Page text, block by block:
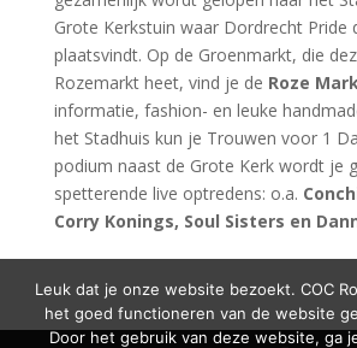
Grote Kerkstuin waar Dordrecht Pride
plaatsvindt. Op de Groenmarkt, die
Rozemarkt heet, vind je de Roze
informatie, fashion- en leuke
het Stadhuis kun je Trouwen voor 1
podium naast de Grote Kerk wordt je
spetterende live optredens: o.a.
Corry Konings, Soul Sisters en
Leuk dat je onze website bezoekt. COC
het goed functioneren van de website
Door het gebruik van deze website, ga